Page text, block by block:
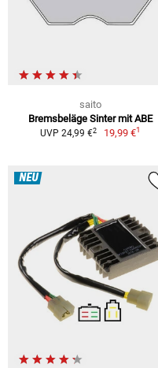
saito
Bremsbeläge Sinter mit ABE
UVP 24,99 €2 19,99 €1
NEU